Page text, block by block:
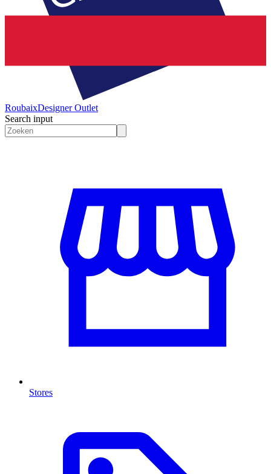
RoubaixDesigner Outlet
Search input
Stores